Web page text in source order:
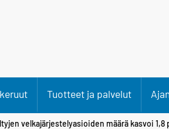
Tuotteet ja palvelut
velkajärjestelyasioiden määrä kasvoi